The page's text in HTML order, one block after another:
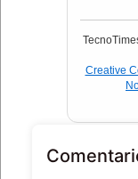
Creative